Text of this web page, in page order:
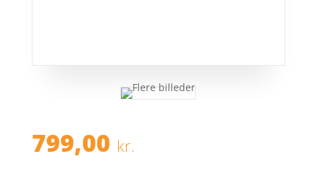
799,00 kr.